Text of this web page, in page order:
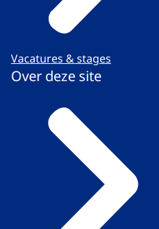
Vacatures & stages
Over deze site